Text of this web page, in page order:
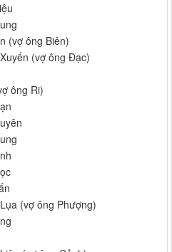
(vợ ông Biên)
(vợ ông Đạc)
ông Ri)
(vợ ông Phượng)